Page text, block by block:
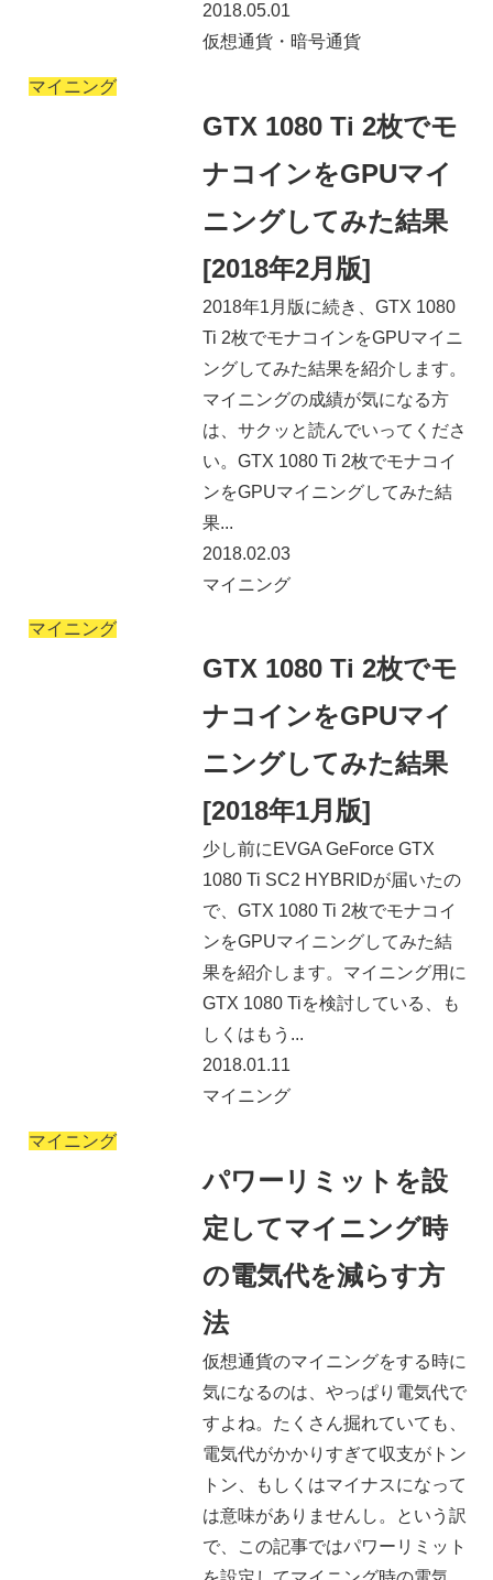
2018.05.01
仮想通貨・暗号通貨
マイニング
GTX 1080 Ti 2枚でモ
ナコインをGPUマイ
ニングしてみた結果
[2018年2月版]
2018年1月版に続き、GTX 1080
Ti 2枚でモナコインをGPUマイニ
ングしてみた結果を紹介します。
マイニングの成績が気になる方
は、サクッと読んでいってくださ
い。GTX 1080 Ti 2枚でモナコイ
ンをGPUマイニングしてみた結
果...
2018.02.03
マイニング
マイニング
GTX 1080 Ti 2枚でモ
ナコインをGPUマイ
ニングしてみた結果
[2018年1月版]
少し前にEVGA GeForce GTX
1080 Ti SC2 HYBRIDが届いたの
で、GTX 1080 Ti 2枚でモナコイ
ンをGPUマイニングしてみた結
果を紹介します。マイニング用に
GTX 1080 Tiを検討している、も
しくはもう...
2018.01.11
マイニング
マイニング
パワーリミットを設
定してマイニング時
の電気代を減らす方
法
仮想通貨のマイニングをする時に
気になるのは、やっぱり電気代で
すよね。たくさん掘れていても、
電気代がかかりすぎて収支がトン
トン、もしくはマイナスになって
は意味がありませんし。という訳
で、この記事ではパワーリミット